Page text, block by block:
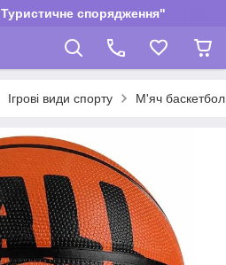
спорядження"
Ігрові види спорту М'яч